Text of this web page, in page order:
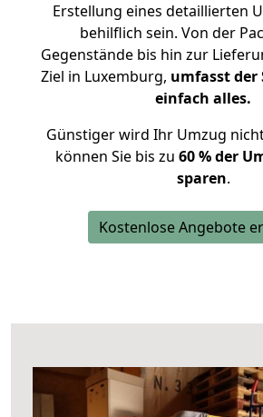
Erstellung eines detaillierten
behilflich sein. Von der
Gegenstände bis hin zur
Ziel in Luxemburg, umfasst der
einfach alles.
Günstiger wird Ihr Umzug
können Sie bis zu 60 % der
sparen.
Kostenlose Angebote